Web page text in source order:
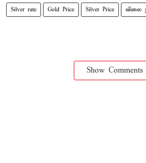
Silver rate Gold Price Silver Price விலை
Show Comments